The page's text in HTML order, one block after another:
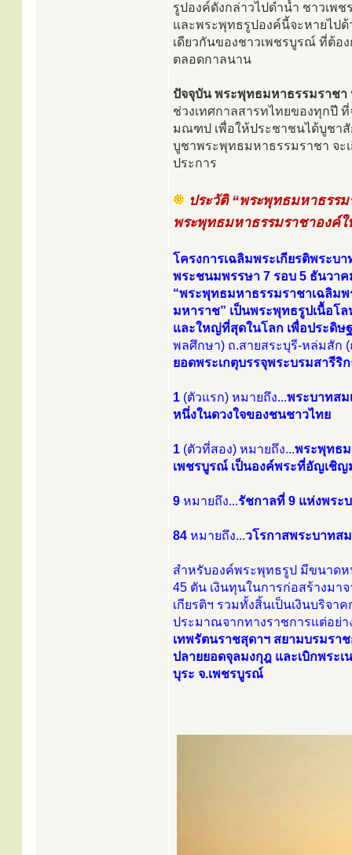
รูปองค์ดังกล่าวไปดำน้ำ ชาวเพ
และพระพุทธรูปองค์นี้จะหายไป
เดียวกันของชาวเพชรบูรณ์ ที่ต้
ตลอดกาลนาน
ปัจจุบัน พระพุทธมหาธรรมราช
ช่วงเทศกาลสารทไทยของทุกปี
มณฑป เพื่อให้ประชาชนได้บูชาสั
บูชาพระพุทธมหาธรรมราชา จะ
ประการ
ประวัติ “พระพุทธมหาธรรม
พระพุทธมหาธรรมราชาองค์
โครงการเฉลิมพระเกียรติพระบ
พระชนมพรรษา 7 รอบ 5 ธันวา
“พระพุทธมหาธรรมราชาเฉลิมพ
มหาราช” เป็นพระพุทธรูปเนื้อโ
และใหญ่ที่สุดในโลก เพื่อประดิษ
พลศึกษา) ถ.สายสระบุรี-หล่มสัก
ยอดพระเกตุบรรจุพระบรมสารีริ
1 (ตัวแรก) หมายถึง...พระบาทสม
หนึ่งในดวงใจของชนชาวไทย
1 (ตัวที่สอง) หมายถึง...พระพุทธม
เพชรบูรณ์ เป็นองค์พระที่อัญเชิ
9 หมายถึง...รัชกาลที่ 9 แห่งพระ
84 หมายถึง...วโรกาสพระบาทส
สำหรับองค์พระพุทธรูป มีขนาดห
45 ตัน เงินทุนในการก่อสร้างม
เกียรติฯ รวมทั้งสิ้นเป็นเงินบริจ
ประมาณจากทางราชการแต่อย่า
เทพรัตนราชสุดาฯ สยามบรมรา
ปลายยอดจุลมงกุฎ และเบิกพระ
บุระ จ.เพชรบูรณ์